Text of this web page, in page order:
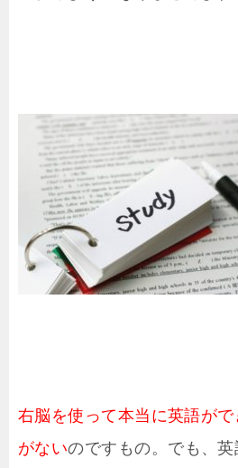
右脳を使って本当に英語が
がないのですもの。でも、